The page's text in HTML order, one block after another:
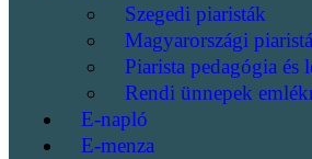
Szegedi piaristák
Magyarországi
Piarista pedagógia és
Rendi ünnepek
E-napló
E-menza